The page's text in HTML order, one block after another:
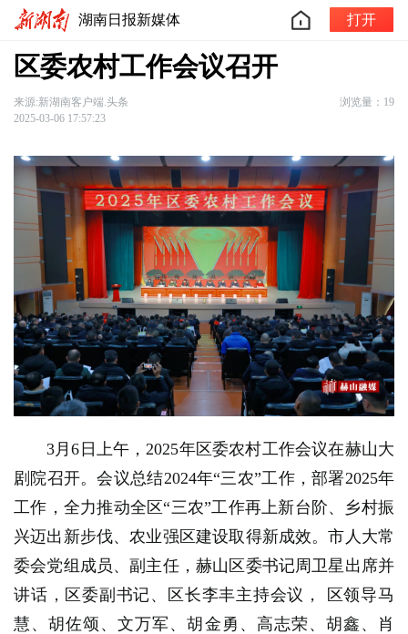
湖南日报新媒体 打开
区委农村工作会议召开
来源:新湖南客户端.头条
浏览量：19
2025-03-06 17:57:23
3月6日上午，2025年区委农村工作会议在赫山大
剧院召开。会议总结2024年“三农”工作，部署2025年
工作，全力推动全区“三农”工作再上新台阶、乡村振
兴迈出新步伐、农业强区建设取得新成效。市人大常
委会党组成员、副主任，赫山区委书记周卫星出席并
讲话，区委副书记、区长李丰主持会议， 区领导马
慧、胡佐颂、文万军、胡金勇、高志荣、胡鑫、肖